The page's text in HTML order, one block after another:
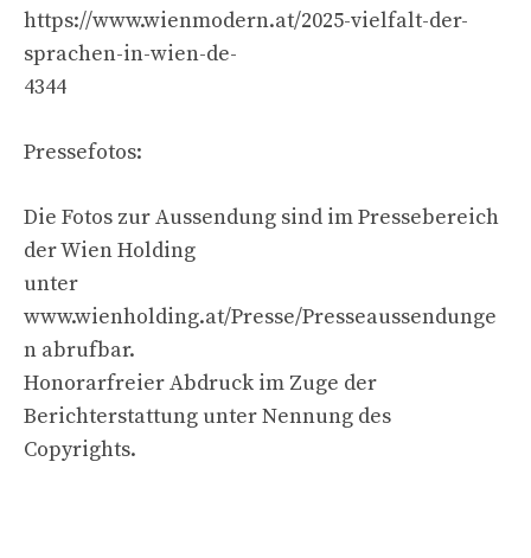
https://www.wienmodern.at/2025-vielfalt-der-
sprachen-in-wien-de-
4344
Pressefotos:
Die Fotos zur Aussendung sind im Pressebereich
der Wien Holding
unter
www.wienholding.at/Presse/Presseaussendunge
n abrufbar.
Honorarfreier Abdruck im Zuge der
Berichterstattung unter Nennung des
Copyrights.